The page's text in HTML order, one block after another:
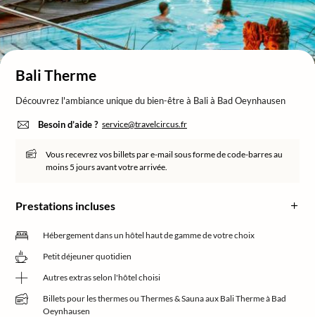
Bali Therme
Découvrez l'ambiance unique du bien-être à Bali à Bad Oeynhausen
Besoin d’aide ? service@travelcircus.fr
Vous recevrez vos billets par e-mail sous forme de code-barres au
moins 5 jours avant votre arrivée.
Prestations incluses
Hébergement dans un hôtel haut de gamme de votre choix
Petit déjeuner quotidien
Autres extras selon l'hôtel choisi
Billets pour les thermes ou Thermes & Sauna aux Bali Therme à Bad
Oeynhausen